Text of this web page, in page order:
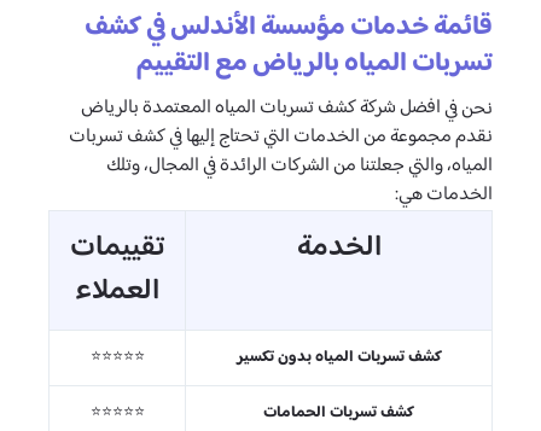
قائمة خدمات مؤسسة الأندلس في كشف
تسربات المياه بالرياض مع التقييم
نحن فيافضل شركة كشف تسربات المياه المعتمدة بالرياض
نقدم مجموعة من الخدمات التي تحتاج إليها في كشف تسربات
المياه، والتي جعلتنا من الشركات الرائدة في المجال، وتلك
الخدمات هي:
الخدمة
تقييمات
العملاء
كشف تسربات المياه بدون تكسير ⭐⭐⭐⭐⭐
كشف تسربات الحمامات ⭐⭐⭐⭐⭐